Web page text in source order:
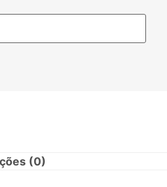
(0)